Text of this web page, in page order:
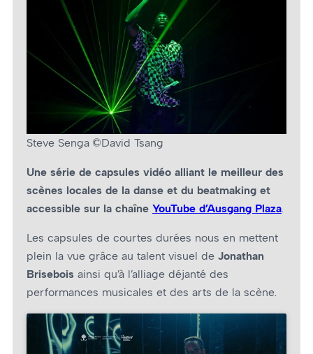
Steve Senga ©David Tsang
Une série de capsules vidéo alliant le meilleur des
scènes locales de la danse et du beatmaking et
accessible sur la chaîne YouTube d’Ausgang Plaza.
Les capsules de courtes durées nous en mettent
plein la vue grâce au talent visuel de Jonathan
Brisebois ainsi qu’à l’alliage déjanté des
performances musicales et des arts de la scène.